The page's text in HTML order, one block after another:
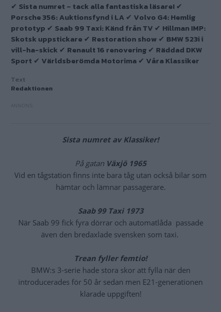
✔ Sista numret – tack alla fantastiska läsare! ✔
Porsche 356: Auktionsfynd i LA ✔ Volvo G4: Hemlig
prototyp ✔ Saab 99 Taxi: Känd från TV ✔ Hillman IMP:
Skotsk uppstickare ✔ Restoration show ✔ BMW 523i i
vill-ha-skick ✔ Renault 16 renovering ✔ Räddad DKW
Sport ✔ Världsberömda Motorima ✔ Våra Klassiker
Text
Redaktionen
Sista numret av Klassiker!
På gatanVäxjö 1965
Vid en tågstation finns inte bara tåg utan också bilar som
hämtar och lämnar passagerare.
Saab 99 Taxi 1973
När Saab 99 fick fyra dörrar och automatlåda passade
även den bredaxlade svensken som taxi.
Trean fyller femtio!
BMW:s 3-serie hade stora skor att fylla när den
introducerades för 50 år sedan men E21-generationen
klarade uppgiften!